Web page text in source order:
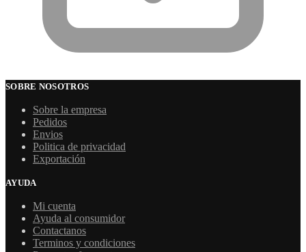
SOBRE NOSOTROS
Sobre la empresa
Pedidos
Envios
Politica de privacidad
Exportación
AYUDA
Mi cuenta
Ayuda al consumidor
Contactanos
Terminos y condiciones